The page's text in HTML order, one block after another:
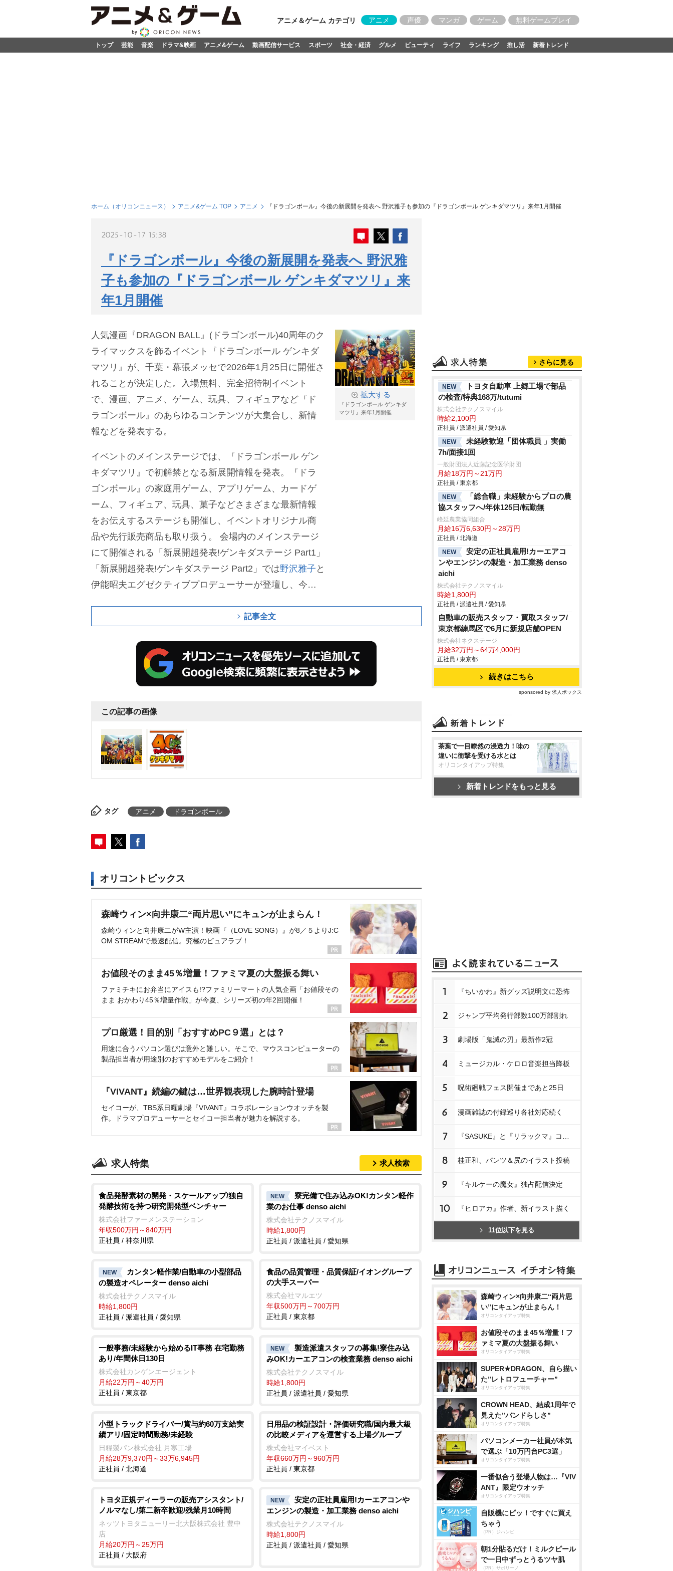
アニメ＆ゲーム カテゴリ アニメ 声優 マンガ ゲーム 無料ゲームプレイ
トップ 芸能 音楽 ドラマ&映画 アニメ&ゲーム 動画配信サービス スポーツ 社会・経済 グルメ ビューティ ライフ ランキング 推し活 新着トレンド
ホーム（オリコンニュース） アニメ&ゲーム TOP アニメ 『ドラゴンボール』今後の新展開を発表へ 野沢雅子も参加の『ドラゴンボール ゲンキダマツリ』来年1月開催
2025-10-17 15:38
『ドラゴンボール』今後の新展開を発表へ 野沢雅
子も参加の『ドラゴンボール ゲンキダマツリ』来
年1月開催
拡大する
『ドラゴンボール ゲンキダ
マツリ』来年1月開催
人気漫画『DRAGON BALL』(ドラゴンボール)40周年のク
ライマックスを飾るイベント『ドラゴンボール ゲンキダ
マツリ』が、千葉・幕張メッセで2026年1月25日に開催さ
れることが決定した。入場無料、完全招待制イベント
で、漫画、アニメ、ゲーム、玩具、フィギュアなど『ド
ラゴンボール』のあらゆるコンテンツが大集合し、新情
報などを発表する。
イベントのメインステージでは、『ドラゴンボール ゲン
キダマツリ』で初解禁となる新展開情報を発表。『ドラ
ゴンボール』の家庭用ゲーム、アプリゲーム、カードゲ
ーム、フィギュア、玩具、菓子などさまざまな最新情報
をお伝えするステージも開催し、イベントオリジナル商
品や先行販売商品も取り扱う。
会場内のメインステージ
にて開催される「新展開超発表!ゲンキダステージ Part1」
「新展開超発表!ゲンキダステージ Part2」では野沢雅子 と
伊能昭夫エグゼクティブプロデューサーが登壇し、今後
テージのラストを飾る「ゲンキダマツリスペシャルライ
アニメ『ドラゴンボール』シリーズの楽曲を歌唱してき
た影山ヒロノブによるスペシャルライブも行われる。
記事全文
この記事の画像
タグ アニメ ドラゴンボール
オリコントピックス
森崎ウィン×向井康二“両片思い”にキュンが止まらん！
森崎ウィンと向井康二がW主演！映画『（LOVE SONG）』が8／５よりJ:C
OM STREAMで最速配信。究極のピュアラブ！
お値段そのまま45％増量！ファミマ夏の大盤振る舞い
ファミチキにお弁当にアイスも!?ファミリーマートの人気企画「お値段その
まま おかわり45％増量作戦」が今夏、シリーズ初の年2回開催！
プロ厳選！目的別「おすすめPC９選」とは？
用途に合うパソコン選びは意外と難しい。そこで、マウスコンピューターの
製品担当者が用途別のおすすめモデルをご紹介！
『VIVANT』続編の鍵は…世界観表現した腕時計登場
セイコーが、TBS系日曜劇場『VIVANT』コラボレーションウオッチを製
作。ドラマプロデューサーとセイコー担当者が魅力を解説する。
求人特集 求人検索
食品発酵素材の開発・スケールアップ/独自
発酵技術を持つ研究開発型ベンチャー
株式会社ファーメンステーション
年収500万円～840万円
正社員 / 神奈川県
NEW
寮完備で住み込みOK!カンタン軽作
業のお仕事 denso aichi
株式会社テクノスマイル
時給1,800円
正社員 / 派遣社員 / 愛知県
NEW
カンタン軽作業/自動車の小型部品
の製造オペレーター denso aichi
株式会社テクノスマイル
時給1,800円
正社員 / 派遣社員 / 愛知県
食品の品質管理・品質保証/イオングループ
の大手スーパー
株式会社マルエツ
年収500万円～700万円
正社員 / 東京都
一般事務/未経験から始めるIT事務 在宅勤務
あり/年間休日130日
株式会社カンゲンエージェント
月給22万円～40万円
正社員 / 東京都
NEW
製造派遣スタッフの募集!寮住み込
みOK!カーエアコンの検査業務 denso aichi
株式会社テクノスマイル
時給1,800円
正社員 / 派遣社員 / 愛知県
小型トラックドライバー/賞与約60万支給実
績アリ/固定時間勤務/未経験
日糧製パン株式会社 月寒工場
月給28万9,370円～33万6,945円
正社員 / 北海道
日用品の検証設計・評価研究職/国内最大級
の比較メディアを運営する上場グループ
株式会社マイベスト
年収660万円～960万円
正社員 / 東京都
トヨタ正規ディーラーの販売アシスタント/
ノルマなし/第二新卒歓迎/残業月10時間
ネッツトヨタニューリー北大阪株式会社 豊中
店
月給20万円～25万円
正社員 / 大阪府
NEW
安定の正社員雇用!カーエアコン
エンジンの製造・加工業務 denso aichi
株式会社テクノスマイル
時給1,800円
正社員 / 派遣社員 / 愛知県
さらに見る
NEW
トヨタ自動車 上郷工場で部品
の検査/特典168万/tutumi
株式会社テクノスマイル
時給2,100円
正社員 / 派遣社員 / 愛知県
NEW
未経験歓迎「団体職員 」実働
7h/面接1回
一般財団法人近藤記念医学財団
月給18万円～21万円
正社員 / 東京都
NEW
「総合職」未経験からプロの農
協スタッフへ/年休125日/転勤無
峰延農業協同組合
月給16万6,630円～28万円
正社員 / 北海道
NEW
安定の正社員雇用!カーエアコ
ンやエンジンの製造・加工業務 denso
aichi
株式会社テクノスマイル
時給1,800円
正社員 / 派遣社員 / 愛知県
自動車の販売スタッフ・買取スタッフ/
東京都練馬区で6月に新規店舗OPEN
株式会社ネクステージ
月給32万円～64万4,000円
正社員 / 東京都
続きはこちら
sponsored by 求人ボックス
茶葉で一目瞭然の浸透力！味の
違いに衝撃を受ける水とは
オリコンタイアップ特集
新着トレンドをもっと見る
1 『ちいかわ』新グッズ説明文に恐怖
2 ジャンプ平均発行部数100万部割れ
3 劇場版「鬼滅の刃」最新作2冠
4 ミュージカル・ケロロ音楽担当降板
5 呪術廻戦フェス開催まであと25日
6 漫画雑誌の付録巡り各社対応続く
7
8 桂正和、パンツ＆尻のイラスト投稿
9 『キルケーの魔女』独占配信決定
10 『ヒロアカ』作者、新イラスト描く
11位以下を見る
森崎ウィン×向井康二“両片思
い”にキュンが止まらん！
オリコンタイアップ特集
お値段そのまま45％増量！フ
ァミマ夏の大盤振る舞い
オリコンタイアップ特集
SUPER★DRAGON、自ら描い
た”レトロフューチャー”
オリコンタイアップ特集
CROWN HEAD、結成1周年で
見えた”バンドらしさ”
オリコンタイアップ特集
パソコンメーカー社員が本気
で選ぶ「10万円台PC3選」
オリコンタイアップ特集
一番似合う登場人物は…『VIV
ANT』限定ウオッチ
オリコンタイアップ特集
自販機にピッ！ですぐに買え
ちゃう
（PR）ジハンピ
朝1分貼るだけ！ミルクピール
で一日中ずっとうるツヤ肌
（PR）サボリーノ